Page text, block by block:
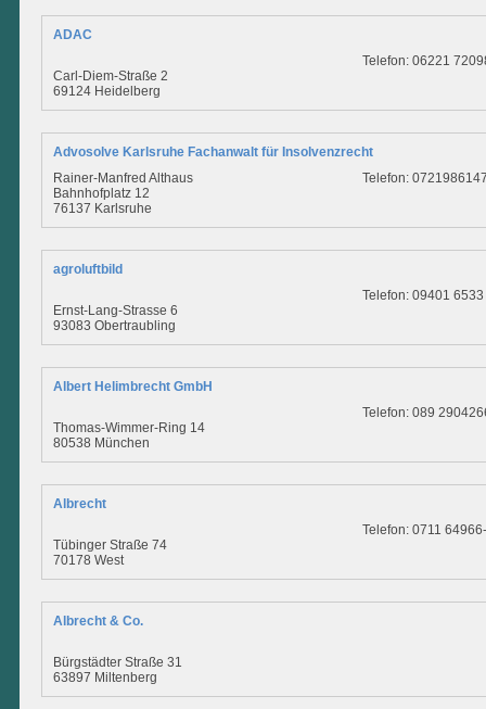
ADAC
Carl-Diem-Straße 2
69124 Heidelberg
Telefon: 06221
Advosolve Karlsruhe Fachanwalt für Insolvenzrecht
Rainer-Manfred Althaus
Bahnhofplatz 12
76137 Karlsruhe
Telefon:
agroluftbild
Ernst-Lang-Strasse 6
93083 Obertraubling
Telefon: 09401 6533
Albert Helimbrecht GmbH
Thomas-Wimmer-Ring 14
80538 München
Telefon: 089
Albrecht
Tübinger Straße 74
70178 West
Telefon: 0711
Albrecht & Co.
Bürgstädter Straße 31
63897 Miltenberg